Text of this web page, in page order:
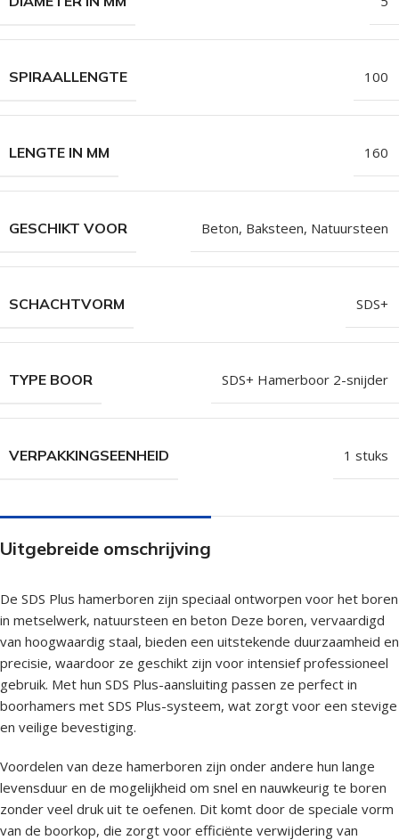
SPIRAALLENGTE 100
LENGTE IN MM 160
GESCHIKT VOOR Beton, Baksteen, Natuursteen
SCHACHTVORM SDS+
TYPE BOOR SDS+ Hamerboor 2-snijder
VERPAKKINGSEENHEID 1 stuks
Uitgebreide omschrijving
De SDS Plus hamerboren zijn speciaal ontworpen voor het boren
in metselwerk, natuursteen en beton Deze boren, vervaardigd
van hoogwaardig staal, bieden een uitstekende duurzaamheid en
precisie, waardoor ze geschikt zijn voor intensief professioneel
gebruik. Met hun SDS Plus-aansluiting passen ze perfect in
boorhamers met SDS Plus-systeem, wat zorgt voor een stevige
en veilige bevestiging.
Voordelen van deze hamerboren zijn onder andere hun lange
levensduur en de mogelijkheid om snel en nauwkeurig te boren
zonder veel druk uit te oefenen. Dit komt door de speciale vorm
van de boorkop, die zorgt voor efficiënte verwijdering van